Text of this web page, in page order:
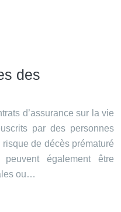
des
d’assurance sur la vie
par des personnes
de décès prématuré
également être
ou…